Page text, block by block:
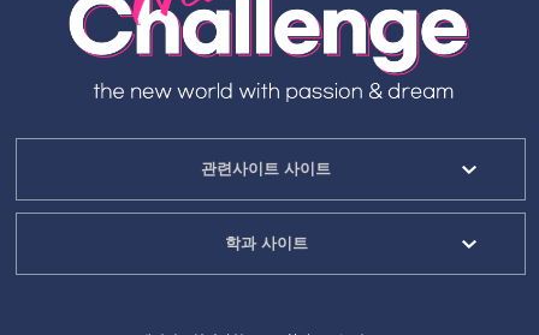
관련사이트 사이트
학과 사이트